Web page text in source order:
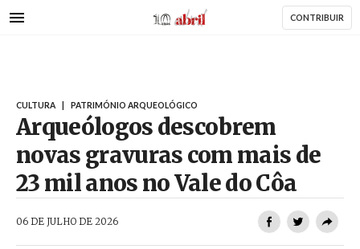
para
AbrilAbril CONTRIBUIR
CULTURA PATRIMÓNIO ARQUEOLÓGICO
Arqueólogos descobrem
novas gravuras com mais de
23 mil anos no Vale do Côa
06 DE JULHO DE 2026